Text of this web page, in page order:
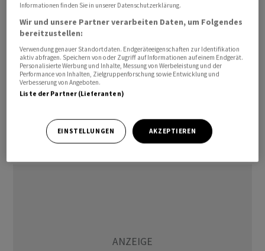
Mit der Entscheidung endet für Griechenland eine
weitere Form der wirtschaftspolitischen Überwachung
durch die Europäische Union. Nach Einschätzung der
Kommission haben sich die Risiken im Zusammenhang
mit der Staats- und Auslandsverschuldung deutlich
verringert. Zudem verweist Brüssel auf solides
Wirtschaftswachstum, Haushaltsüberschüsse,
Bankensektors, teilte das griechische
Finanzministerium mit.
Informationen finden Sie in unserer Datenschutzerklärung.
Wir und unsere Partner verarbeiten Daten, um Folgendes
bereitzustellen:
Verwendung genauer Standortdaten. Endgeräteeigenschaften zur Identifikation
aktiv abfragen. Speichern von oder Zugriff auf Informationen auf einem Endgerät.
Personalisierte Werbung und Inhalte, Messung von Werbeleistung und der
Performance von Inhalten, Zielgruppenforschung sowie Entwicklung und
Verbesserung von Angeboten.
Liste der Partner (Lieferanten)
EINSTELLUNGEN AKZEPTIEREN